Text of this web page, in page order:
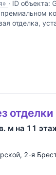
· ID объекта:
отделка,
м на 11
, 2-я